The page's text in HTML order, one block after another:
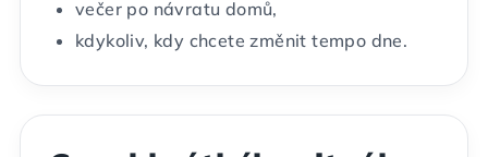
večer po návratu domů,
kdykoliv, kdy chcete změnit tempo dne.